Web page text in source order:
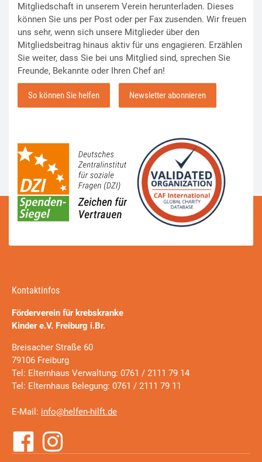
Mitgliedschaft in unserem Verein herunterladen. Dieses
können Sie uns per Post oder per Fax zusenden. Wir freuen
uns sehr, wenn sich unsere Mitglieder über den
Mitgliedsbeitrag hinaus aktiv für uns engagieren. Erzählen
Sie weiter, dass Sie bei uns Mitglied sind, sprechen Sie
Freunde, Bekannte oder Ihren Chef an!
So können Sie helfen Newsletter abonnieren
Kontaktinfos
Förderverein für krebskranke
Kinder e.V. Freiburg i.Br.
Breisacher Straße 60
79106 Freiburg
Tel: Elternhaus Verwaltung: 0761 / 2111 79 14
Tel: Elternhaus Belegung: 0761 / 2111 79 11
E-Mail: info@helfen-hilft.de